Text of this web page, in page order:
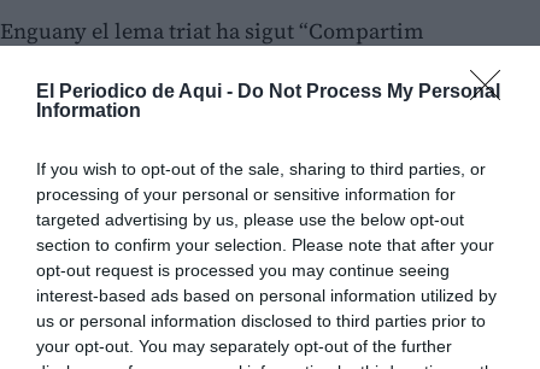
El Periodico de Aqui - Do Not Process My Personal
Information
If you wish to opt-out of the sale, sharing to third parties, or
processing of your personal or sensitive information for
targeted advertising by us, please use the below opt-out
section to confirm your selection. Please note that after your
opt-out request is processed you may continue seeing
interest-based ads based on personal information utilized by
us or personal information disclosed to third parties prior to
your opt-out. You may separately opt-out of the further
Enguany el lema triat ha sigut “Compartim
vulnerabilitat, defenguem la nostra salut mental”. Un
lema per a visibilitzar els efectes psicològics que
individual i col·lectiva. Catàstrofes com la dana, el
terratrémol de Lorca o el volcà de la Palma, no sols
deixen destrucció física i pèrdues materials, sinó
també un profund impacte emocional i psicològic. És
per tant fonamental que l'invisible als ulls no passe
desapercebut.